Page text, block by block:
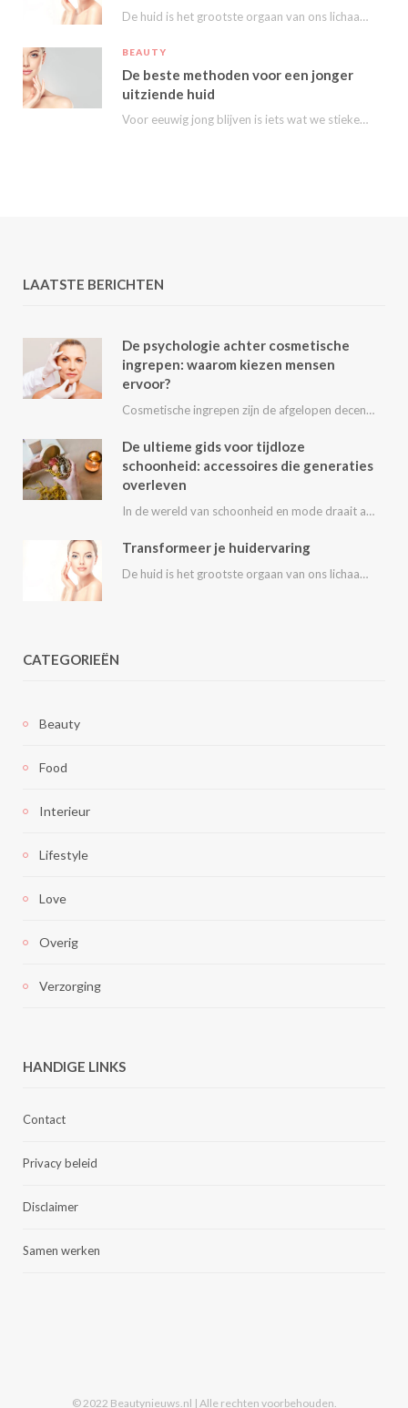
De huid is het grootste orgaan van ons lichaam en speelt een essentiële rol in…
BEAUTY
De beste methoden voor een jonger
uitziende huid
Voor eeuwig jong blijven is iets wat we stiekem eigenlijk allemaal wel willen. Nu kunnen…
LAATSTE BERICHTEN
De psychologie achter cosmetische
ingrepen: waarom kiezen mensen
ervoor?
Cosmetische ingrepen zijn de afgelopen decennia steeds populairder geworden. Van kleine behandelingen zoals fillers en…
De ultieme gids voor tijdloze
schoonheid: accessoires die generaties
overleven
In de wereld van schoonheid en mode draait alles om het uitstralen van je persoonlijke…
Transformeer je huidervaring
De huid is het grootste orgaan van ons lichaam en speelt een essentiële rol in…
CATEGORIEËN
Beauty
Food
Interieur
Lifestyle
Love
Overig
Verzorging
HANDIGE LINKS
Contact
Privacy beleid
Disclaimer
Samen werken
© 2022 Beautynieuws.nl | Alle rechten voorbehouden.